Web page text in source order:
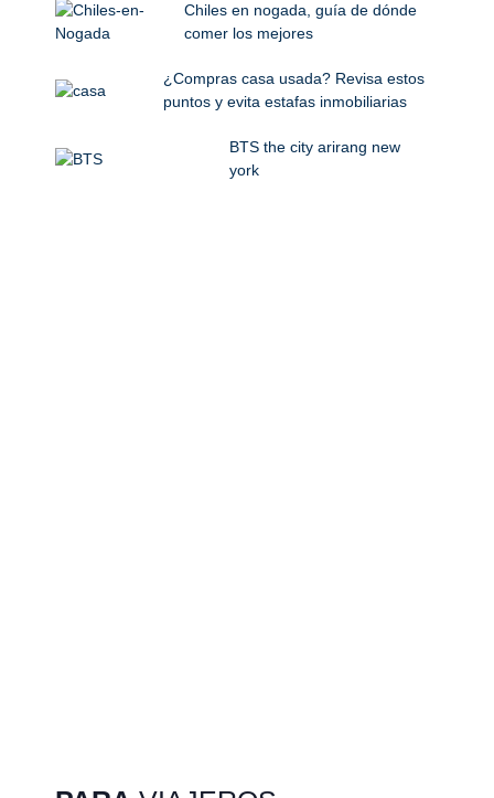
Chiles en nogada, guía de dónde
comer los mejores
¿Compras casa usada? Revisa estos
puntos y evita estafas inmobiliarias
BTS the city arirang new
york